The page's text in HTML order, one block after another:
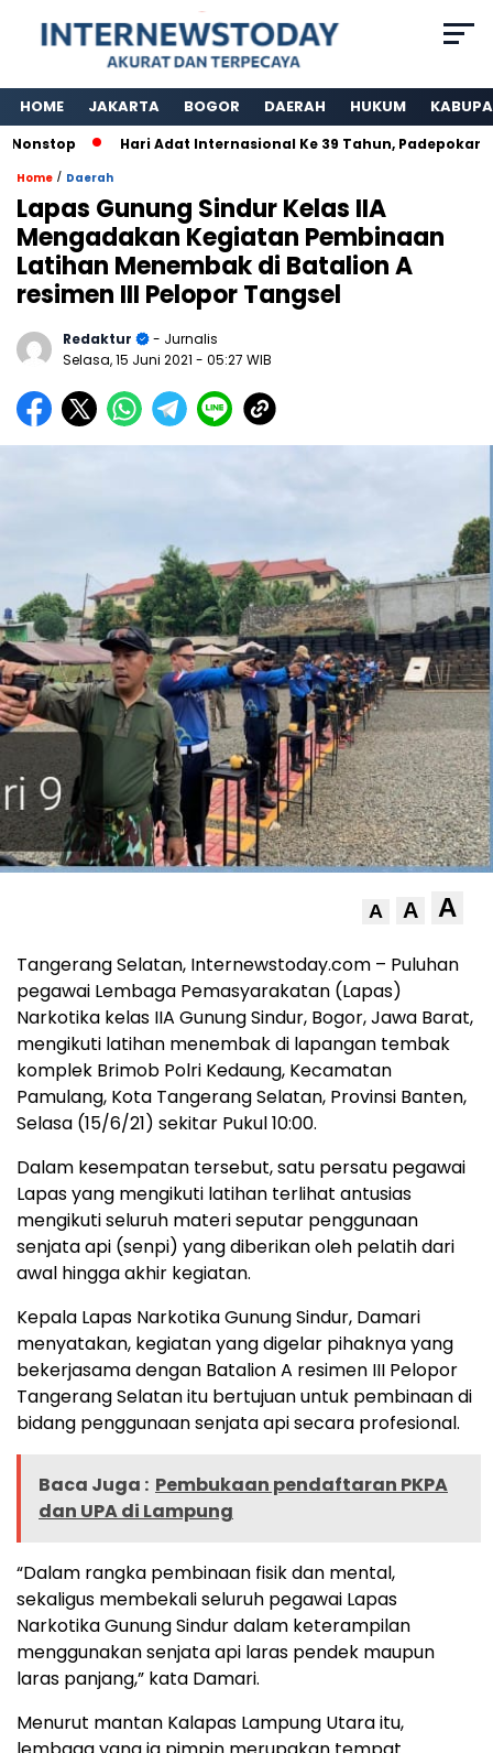
HOME JAKARTA BOGOR DAERAH HUKUM
Hari Adat Internasional Ke 39 Tahun, Padepokan
Home / Daerah
Lapas Gunung Sindur Kelas IIA
Mengadakan Kegiatan Pembinaan
Latihan Menembak di Batalion A
resimen III Pelopor Tangsel
Redaktur
- Jurnalis
Selasa, 15 Juni 2021 - 05:27 WIB
A A A
Tangerang Selatan, Internewstoday.com – Puluhan
pegawai Lembaga Pemasyarakatan (Lapas)
Narkotika kelas IIA Gunung Sindur, Bogor, Jawa Barat,
mengikuti latihan menembak di lapangan tembak
komplek Brimob Polri Kedaung, Kecamatan
Pamulang, Kota Tangerang Selatan, Provinsi Banten,
Selasa (15/6/21) sekitar Pukul 10:00.
Dalam kesempatan tersebut, satu persatu pegawai
Lapas yang mengikuti latihan terlihat antusias
mengikuti seluruh materi seputar penggunaan
senjata api (senpi) yang diberikan oleh pelatih dari
awal hingga akhir kegiatan.
Kepala Lapas Narkotika Gunung Sindur, Damari
menyatakan, kegiatan yang digelar pihaknya yang
bekerjasama dengan Batalion A resimen III Pelopor
Tangerang Selatan itu bertujuan untuk pembinaan di
bidang penggunaan senjata api secara profesional.
Baca Juga : Pembukaan pendaftaran PKPA
dan UPA di Lampung
“Dalam rangka pembinaan fisik dan mental,
sekaligus membekali seluruh pegawai Lapas
Narkotika Gunung Sindur dalam keterampilan
menggunakan senjata api laras pendek maupun
laras panjang,” kata Damari.
Menurut mantan Kalapas Lampung Utara itu,